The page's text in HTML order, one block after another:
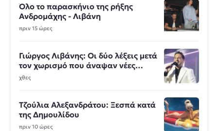
Όλο το παρασκήνιο της ρήξης
Ανδρομάχης - Λιβάνη
πριν 15 ώρες
Γιώργος Λιβάνης: Οι δύο λέξεις μετά
τον χωρισμό που άναψαν νέες
φωτιές
χθες
Τζούλια Αλεξανδράτου: Ξεσπά κατά
της Δημουλίδου
πριν 10 ώρες